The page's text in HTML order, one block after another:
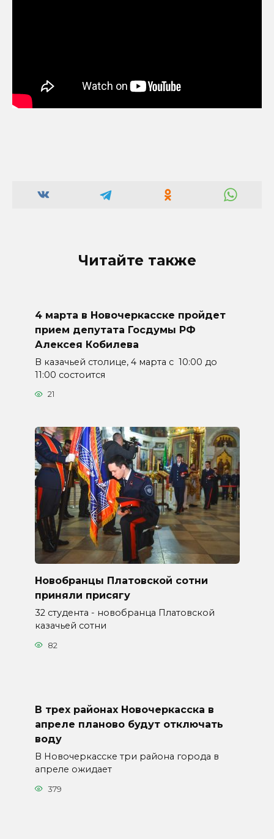
Читайте также
4 марта в Новочеркасске пройдет
прием депутата Госдумы РФ
Алексея Кобилева
В казачьей столице, 4 марта с 10:00 до
11:00 состоится
21
Новобранцы Платовской сотни
приняли присягу
32 студента - новобранца Платовской
казачьей сотни
82
В трех районах Новочеркасска в
апреле планово будут отключать
воду
В Новочеркасске три района города в
апреле ожидает
379